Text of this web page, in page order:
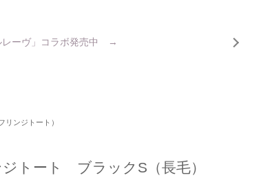
レーヴ」コラボ発売中 →
リンジトート）
ジトート ブラックS（長毛）